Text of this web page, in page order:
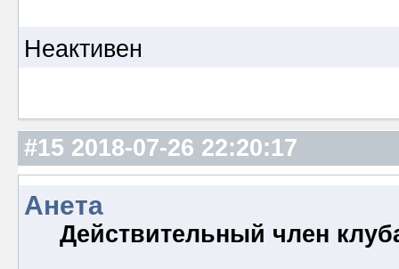
Неактивен
#15 2018-07-26 22:20:17
Анета
Действительный член